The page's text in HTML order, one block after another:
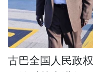
古巴全国人民政